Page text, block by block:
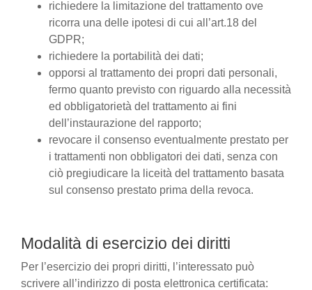
richiedere la limitazione del trattamento ove
ricorra una delle ipotesi di cui all’art.18 del
GDPR;
richiedere la portabilità dei dati;
opporsi al trattamento dei propri dati personali,
fermo quanto previsto con riguardo alla necessità
ed obbligatorietà del trattamento ai fini
dell’instaurazione del rapporto;
revocare il consenso eventualmente prestato per
i trattamenti non obbligatori dei dati, senza con
ciò pregiudicare la liceità del trattamento basata
sul consenso prestato prima della revoca.
Modalità di esercizio dei diritti
Per l’esercizio dei propri diritti, l’interessato può
scrivere all’indirizzo di posta elettronica certificata: